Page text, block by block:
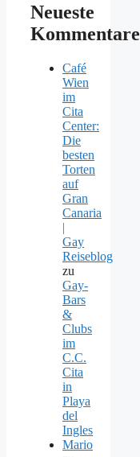
Neueste
Kommentare
Café
Wien
im
Cita
Center:
Die
besten
Torten
auf
Gran
Canaria
|
Gay
Reiseblog
zu
Gay-
Bars
&
Clubs
im
C.C.
Cita
in
Playa
del
Ingles
Mario